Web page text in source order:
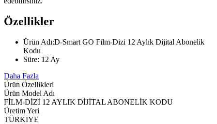
Özellikler
Ürün Adı:D-Smart GO Film-Dizi 12 Aylık Dijital Abonelik
Kodu
Süre: 12 Ay
Daha Fazla
Ürün Özellikleri
Ürün Model Adı
FİLM-DİZİ 12 AYLIK DİJİTAL ABONELİK KODU
Üretim Yeri
TÜRKİYE